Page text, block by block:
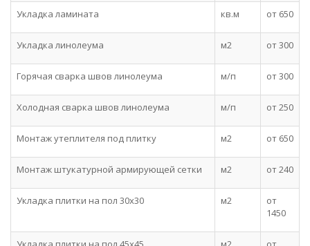
Укладка ламината кв.м от 650
Укладка линолеума м2 от 300
Горячая сварка швов линолеума м/п от 300
Холодная сварка швов линолеума м/п от 250
Монтаж утеплителя под плитку м2 от 650
Монтаж штукатурной армирующей сетки м2 от 240
Укладка плитки на пол 30x30 м2
от
1450